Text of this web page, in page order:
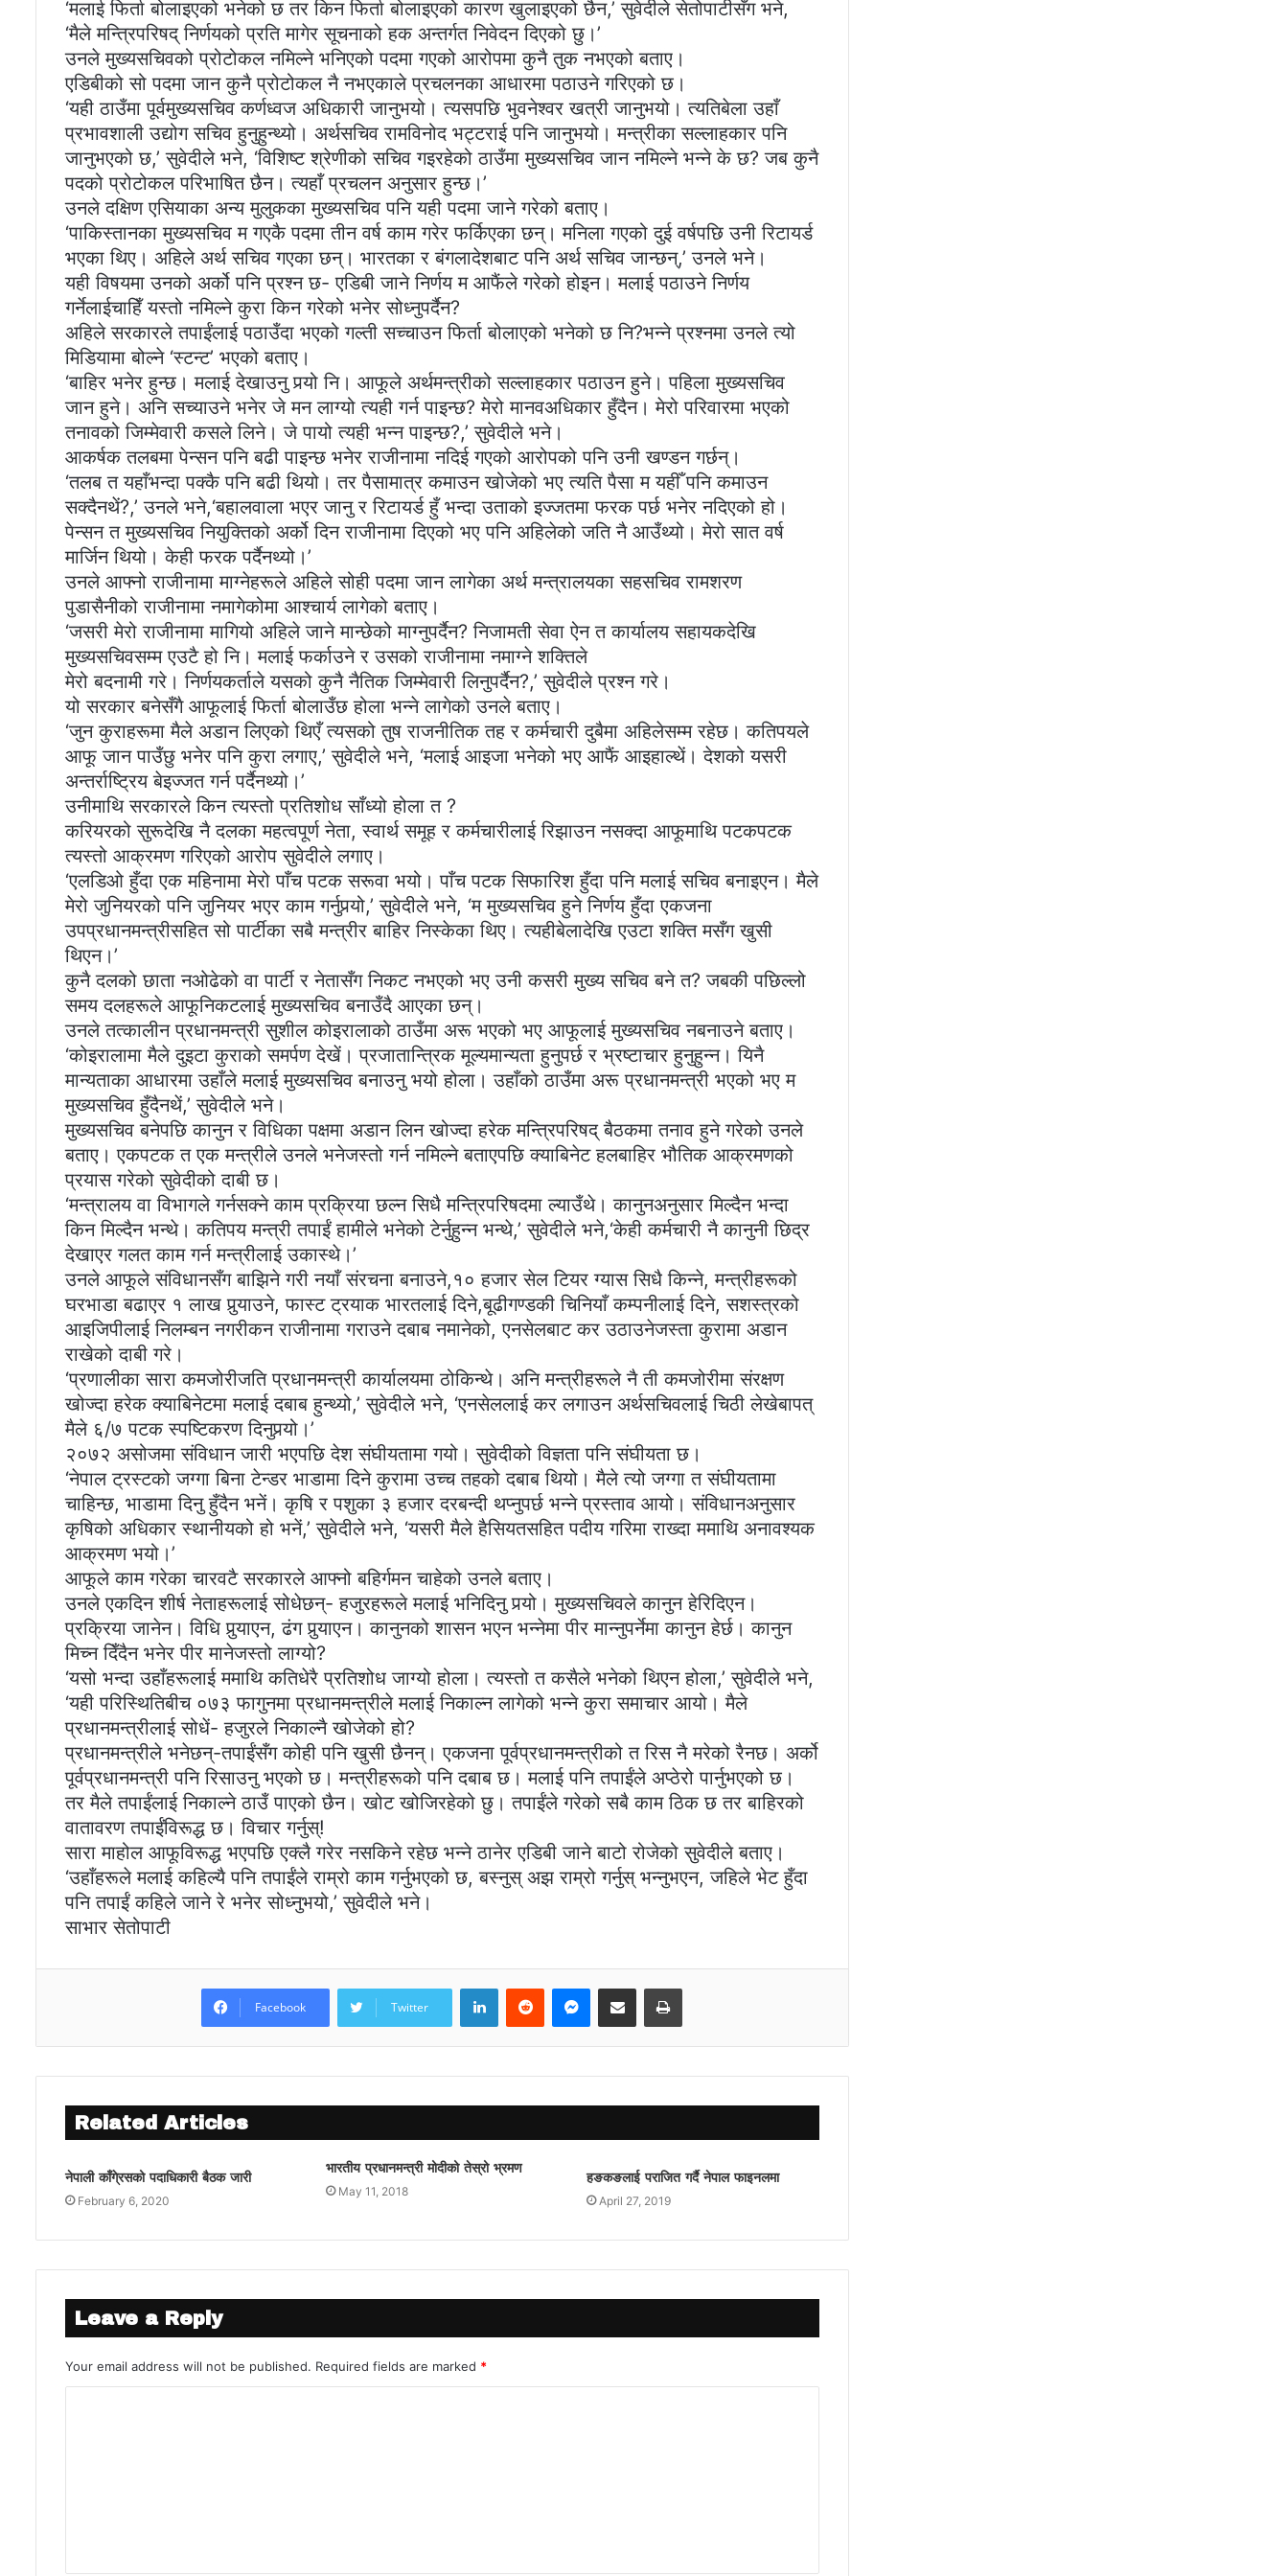
‘मलाई फिर्ता बोलाइएको भनेको छ तर किन फिर्ता बोलाइएको कारण खुलाइएको छैन,’ सुवेदीले सेतोपाटीसँग भने,
‘मैले मन्त्रिपरिषद् निर्णयको प्रति मागेर सूचनाको हक अन्तर्गत निवेदन दिएको छु।’
उनले मुख्यसचिवको प्रोटोकल नमिल्ने भनिएको पदमा गएको आरोपमा कुनै तुक नभएको बताए।
एडिबीको सो पदमा जान कुनै प्रोटोकल नै नभएकाले प्रचलनका आधारमा पठाउने गरिएको छ।
‘यही ठाउँमा पूर्वमुख्यसचिव कर्णध्वज अधिकारी जानुभयो। त्यसपछि भुवनेश्वर खत्री जानुभयो। त्यतिबेला उहाँ
प्रभावशाली उद्योग सचिव हुनुहुन्थ्यो। अर्थसचिव रामविनोद भट्टराई पनि जानुभयो। मन्त्रीका सल्लाहकार पनि
जानुभएको छ,’ सुवेदीले भने, ‘विशिष्ट श्रेणीको सचिव गइरहेको ठाउँमा मुख्यसचिव जान नमिल्ने भन्ने के छ? जब कुनै
पदको प्रोटोकल परिभाषित छैन। त्यहाँ प्रचलन अनुसार हुन्छ।’
उनले दक्षिण एसियाका अन्य मुलुकका मुख्यसचिव पनि यही पदमा जाने गरेको बताए।
‘पाकिस्तानका मुख्यसचिव म गएकै पदमा तीन वर्ष काम गरेर फर्किएका छन्। मनिला गएको दुई वर्षपछि उनी रिटायर्ड
भएका थिए। अहिले अर्थ सचिव गएका छन्। भारतका र बंगलादेशबाट पनि अर्थ सचिव जान्छन्,’ उनले भने।
यही विषयमा उनको अर्को पनि प्रश्न छ- एडिबी जाने निर्णय म आफैंले गरेको होइन। मलाई पठाउने निर्णय
गर्नेलाईचाहिँ यस्तो नमिल्ने कुरा किन गरेको भनेर सोध्नुपर्दैन?
अहिले सरकारले तपाईंलाई पठाउँदा भएको गल्ती सच्चाउन फिर्ता बोलाएको भनेको छ नि?भन्ने प्रश्नमा उनले त्यो
मिडियामा बोल्ने ‘स्टन्ट’ भएको बताए।
‘बाहिर भनेर हुन्छ। मलाई देखाउनु पर्‍यो नि। आफूले अर्थमन्त्रीको सल्लाहकार पठाउन हुने। पहिला मुख्यसचिव
जान हुने। अनि सच्याउने भनेर जे मन लाग्यो त्यही गर्न पाइन्छ? मेरो मानवअधिकार हुँदैन। मेरो परिवारमा भएको
तनावको जिम्मेवारी कसले लिने। जे पायो त्यही भन्न पाइन्छ?,’ सुवेदीले भने।
आकर्षक तलबमा पेन्सन पनि बढी पाइन्छ भनेर राजीनामा नदिई गएको आरोपको पनि उनी खण्डन गर्छन्।
‘तलब त यहाँभन्दा पक्कै पनि बढी थियो। तर पैसामात्र कमाउन खोजेको भए त्यति पैसा म यहीँ पनि कमाउन
सक्दैनथें?,’ उनले भने,‘बहालवाला भएर जानु र रिटायर्ड हुँ भन्दा उताको इज्जतमा फरक पर्छ भनेर नदिएको हो।
पेन्सन त मुख्यसचिव नियुक्तिको अर्को दिन राजीनामा दिएको भए पनि अहिलेको जति नै आउँथ्यो। मेरो सात वर्ष
मार्जिन थियो। केही फरक पर्दैनथ्यो।’
उनले आफ्नो राजीनामा माग्नेहरूले अहिले सोही पदमा जान लागेका अर्थ मन्त्रालयका सहसचिव रामशरण
पुडासैनीको राजीनामा नमागेकोमा आश्चार्य लागेको बताए।
‘जसरी मेरो राजीनामा मागियो अहिले जाने मान्छेको माग्नुपर्दैन? निजामती सेवा ऐन त कार्यालय सहायकदेखि
मुख्यसचिवसम्म एउटै हो नि। मलाई फर्काउने र उसको राजीनामा नमाग्ने शक्तिले
मेरो बदनामी गरे। निर्णयकर्ताले यसको कुनै नैतिक जिम्मेवारी लिनुपर्दैन?,’ सुवेदीले प्रश्न गरे।
यो सरकार बनेसँगै आफूलाई फिर्ता बोलाउँछ होला भन्ने लागेको उनले बताए।
‘जुन कुराहरूमा मैले अडान लिएको थिएँ त्यसको तुष राजनीतिक तह र कर्मचारी दुबैमा अहिलेसम्म रहेछ। कतिपयले
आफू जान पाउँछु भनेर पनि कुरा लगाए,’ सुवेदीले भने, ‘मलाई आइजा भनेको भए आफैं आइहाल्थें। देशको यसरी
अन्तर्राष्ट्रिय बेइज्जत गर्न पर्दैनथ्यो।’
उनीमाथि सरकारले किन त्यस्तो प्रतिशोध साँध्यो होला त ?
करियरको सुरूदेखि नै दलका महत्वपूर्ण नेता, स्वार्थ समूह र कर्मचारीलाई रिझाउन नसक्दा आफूमाथि पटकपटक
त्यस्तो आक्रमण गरिएको आरोप सुवेदीले लगाए।
‘एलडिओ हुँदा एक महिनामा मेरो पाँच पटक सरूवा भयो। पाँच पटक सिफारिश हुँदा पनि मलाई सचिव बनाइएन। मैले
मेरो जुनियरको पनि जुनियर भएर काम गर्नुपर्‍यो,’ सुवेदीले भने, ‘म मुख्यसचिव हुने निर्णय हुँदा एकजना
उपप्रधानमन्त्रीसहित सो पार्टीका सबै मन्त्रीर बाहिर निस्केका थिए। त्यहीबेलादेखि एउटा शक्ति मसँग खुसी
थिएन।’
कुनै दलको छाता नओढेको वा पार्टी र नेतासँग निकट नभएको भए उनी कसरी मुख्य सचिव बने त? जबकी पछिल्लो
समय दलहरूले आफूनिकटलाई मुख्यसचिव बनाउँदै आएका छन्।
उनले तत्कालीन प्रधानमन्त्री सुशील कोइरालाको ठाउँमा अरू भएको भए आफूलाई मुख्यसचिव नबनाउने बताए।
‘कोइरालामा मैले दुइटा कुराको समर्पण देखें। प्रजातान्त्रिक मूल्यमान्यता हुनुपर्छ र भ्रष्टाचार हुनुहुन्न। यिनै
मान्यताका आधारमा उहाँले मलाई मुख्यसचिव बनाउनु भयो होला। उहाँको ठाउँमा अरू प्रधानमन्त्री भएको भए म
मुख्यसचिव हुँदैनथें,’ सुवेदीले भने।
मुख्यसचिव बनेपछि कानुन र विधिका पक्षमा अडान लिन खोज्दा हरेक मन्त्रिपरिषद् बैठकमा तनाव हुने गरेको उनले
बताए। एकपटक त एक मन्त्रीले उनले भनेजस्तो गर्न नमिल्ने बताएपछि क्याबिनेट हलबाहिर भौतिक आक्रमणको
प्रयास गरेको सुवेदीको दाबी छ।
‘मन्त्रालय वा विभागले गर्नसक्ने काम प्रक्रिया छल्न सिधै मन्त्रिपरिषदमा ल्याउँथे। कानुनअनुसार मिल्दैन भन्दा
किन मिल्दैन भन्थे। कतिपय मन्त्री तपाईं हामीले भनेको टेर्नुहुन्न भन्थे,’ सुवेदीले भने,‘केही कर्मचारी नै कानुनी छिद्र
देखाएर गलत काम गर्न मन्त्रीलाई उकास्थे।’
उनले आफूले संविधानसँग बाझिने गरी नयाँ संरचना बनाउने,१० हजार सेल टियर ग्यास सिधै किन्ने, मन्त्रीहरूको
घरभाडा बढाएर १ लाख पुर्‍याउने, फास्ट ट्रयाक भारतलाई दिने,बूढीगण्डकी चिनियाँ कम्पनीलाई दिने, सशस्त्रको
आइजिपीलाई निलम्बन नगरीकन राजीनामा गराउने दबाब नमानेको, एनसेलबाट कर उठाउनेजस्ता कुरामा अडान
राखेको दाबी गरे।
‘प्रणालीका सारा कमजोरीजति प्रधानमन्त्री कार्यालयमा ठोकिन्थे। अनि मन्त्रीहरूले नै ती कमजोरीमा संरक्षण
खोज्दा हरेक क्याबिनेटमा मलाई दबाब हुन्थ्यो,’ सुवेदीले भने, ‘एनसेललाई कर लगाउन अर्थसचिवलाई चिठी लेखेबापत्
मैले ६/७ पटक स्पष्टिकरण दिनुपर्‍यो।’
२०७२ असोजमा संविधान जारी भएपछि देश संघीयतामा गयो। सुवेदीको विज्ञता पनि संघीयता छ।
‘नेपाल ट्रस्टको जग्गा बिना टेन्डर भाडामा दिने कुरामा उच्च तहको दबाब थियो। मैले त्यो जग्गा त संघीयतामा
चाहिन्छ, भाडामा दिनु हुँदैन भनें। कृषि र पशुका ३ हजार दरबन्दी थप्नुपर्छ भन्ने प्रस्ताव आयो। संविधानअनुसार
कृषिको अधिकार स्थानीयको हो भनें,’ सुवेदीले भने, ‘यसरी मैले हैसियतसहित पदीय गरिमा राख्दा ममाथि अनावश्यक
आक्रमण भयो।’
आफूले काम गरेका चारवटै सरकारले आफ्नो बहिर्गमन चाहेको उनले बताए।
उनले एकदिन शीर्ष नेताहरूलाई सोधेछन्- हजुरहरूले मलाई भनिदिनु पर्‍यो। मुख्यसचिवले कानुन हेरिदिएन।
प्रक्रिया जानेन। विधि पुर्‍याएन, ढंग पुर्‍याएन। कानुनको शासन भएन भन्नेमा पीर मान्नुपर्नेमा कानुन हेर्छ। कानुन
मिच्न दिँदैन भनेर पीर मानेजस्तो लाग्यो?
‘यसो भन्दा उहाँहरूलाई ममाथि कतिधेरै प्रतिशोध जाग्यो होला। त्यस्तो त कसैले भनेको थिएन होला,’ सुवेदीले भने,
‘यही परिस्थितिबीच ०७३ फागुनमा प्रधानमन्त्रीले मलाई निकाल्न लागेको भन्ने कुरा समाचार आयो। मैले
प्रधानमन्त्रीलाई सोधें- हजुरले निकाल्नै खोजेको हो?
प्रधानमन्त्रीले भनेछन्-तपाईंसँग कोही पनि खुसी छैनन्। एकजना पूर्वप्रधानमन्त्रीको त रिस नै मरेको रैनछ। अर्को
पूर्वप्रधानमन्त्री पनि रिसाउनु भएको छ। मन्त्रीहरूको पनि दबाब छ। मलाई पनि तपाईंले अप्ठेरो पार्नुभएको छ।
तर मैले तपाईंलाई निकाल्ने ठाउँ पाएको छैन। खोट खोजिरहेको छु। तपाईंले गरेको सबै काम ठिक छ तर बाहिरको
वातावरण तपाईंविरूद्ध छ। विचार गर्नुस्!
सारा माहोल आफूविरूद्ध भएपछि एक्लै गरेर नसकिने रहेछ भन्ने ठानेर एडिबी जाने बाटो रोजेको सुवेदीले बताए।
‘उहाँहरूले मलाई कहिल्यै पनि तपाईंले राम्रो काम गर्नुभएको छ, बस्नुस् अझ राम्रो गर्नुस् भन्नुभएन, जहिले भेट हुँदा
पनि तपाईं कहिले जाने रे भनेर सोध्नुभयो,’ सुवेदीले भने।
साभार सेतोपाटी
Facebook Twitter
LinkedInReddit Messenger
Share via Email Print
Related Articles
नेपाली काँगे्रसको पदाधिकारी बैठक जारी
February 6, 2020
भारतीय प्रधानमन्त्री मोदीको तेस्रो भ्रमण
May 11, 2018
हङकङलाई पराजित गर्दै नेपाल फाइनलमा
April 27, 2019
Leave a Reply
Your email address will not be published. Required fields are marked *